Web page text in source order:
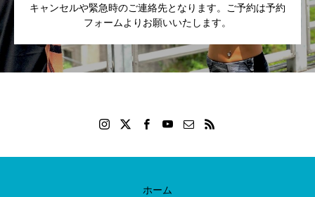
キャンセルや緊急時のご連絡先となります。ご予約は予約
フォームよりお願いいたします。
ホーム